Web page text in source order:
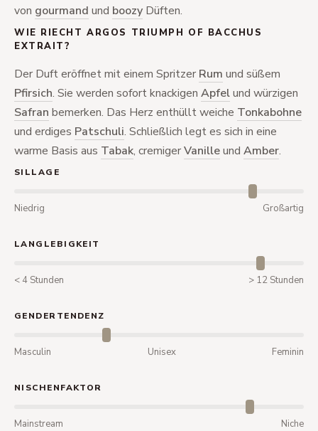
von gourmand und boozy Düften.
WIE RIECHT ARGOS TRIUMPH OF BACCHUS
EXTRAIT?
Der Duft eröffnet mit einem Spritzer Rum und süßem
Pfirsich. Sie werden sofort knackigen Apfelund würzigen
Safran bemerken. Das Herz enthüllt weiche Tonkabohne
und erdiges Patschuli. Schließlich legt es sich in eine
warme Basis aus Tabak, cremigerVanilleund Amber.
SILLAGE
Niedrig Großartig
LANGLEBIGKEIT
< 4 Stunden > 12 Stunden
GENDERTENDENZ
Masculin Unisex Feminin
NISCHENFAKTOR
Mainstream Niche